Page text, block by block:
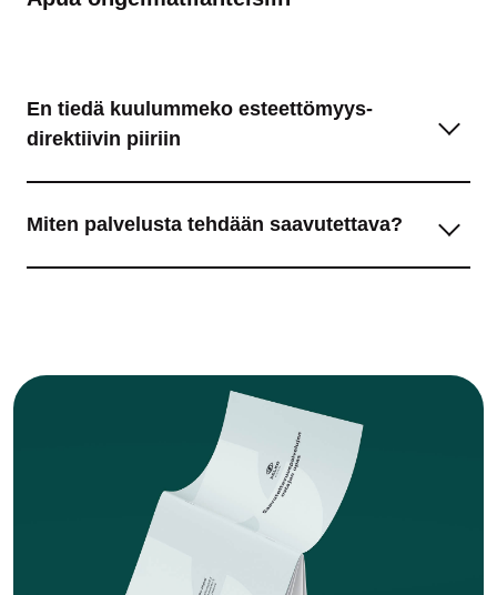
En tiedä kuulummeko esteettömyys­
direktiivin piiriin
Miten palvelusta tehdään saavutettava?